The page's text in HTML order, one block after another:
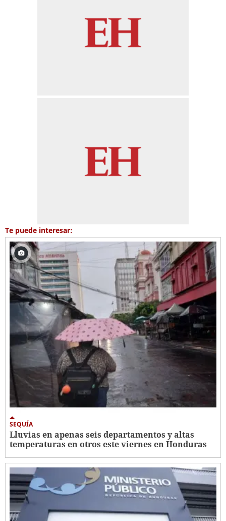
Te puede interesar:
SEQUÍA
Lluvias en apenas seis departamentos y altas
temperaturas en otros este viernes en Honduras